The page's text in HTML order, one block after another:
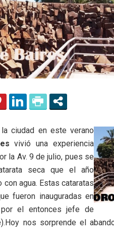
ciudad en este verano
vivió una experiencia
la Av. 9 de julio, pues se
seca que el año
con agua. Estas cataratas
fueron inauguradas en
el entonces jefe de
nos sorprende el